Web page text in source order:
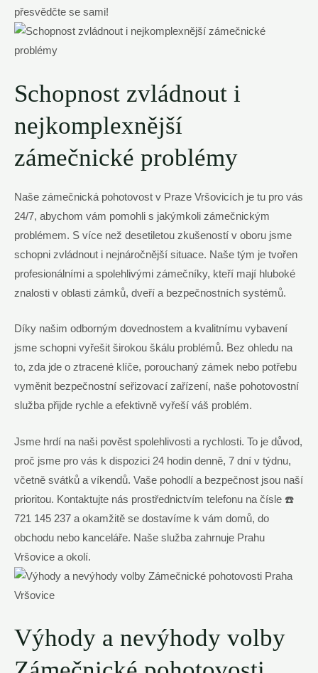
přesvědčte se sami!
Schopnost⁣ zvládnout i
nejkomplexnější
zámečnické problémy
Naše zámečnická pohotovost v Praze Vršovicích je⁤ tu pro vás​
24/7, abychom vám pomohli s jakýmkoli ⁢zámečnickým‍
problémem. S více než desetiletou zkušeností v oboru jsme
schopni zvládnout ​i nejnáročnější‌ situace. Naše tým ‌je tvořen​
profesionálními ‍a spolehlivými zámečníky, kteří mají hluboké
znalosti v oblasti zámků, ‍dveří a bezpečnostních systémů.
Díky našim odborným dovednostem ⁤a kvalitnímu‌ vybavení​
jsme schopni vyřešit širokou škálu problémů. Bez ohledu na
to,⁤ zda jde o ztracené klíče, porouchaný zámek nebo potřebu
vyměnit bezpečnostní seřizovací zařízení, ‍naše‌ pohotovostní
služba přijde rychle a efektivně vyřeší váš problém.
Jsme ‌hrdí na naši pověst spolehlivosti a rychlosti. To je důvod,
‍proč jsme pro vás k dispozici 24 ⁤hodin⁢ denně, 7 dní‍ v týdnu,
včetně svátků ​a víkendů. Vaše pohodlí a bezpečnost jsou naší
prioritou. ‌Kontaktujte ​nás prostřednictvím ‌telefonu na čísle ☎️
721 145⁤ 237 a okamžitě se dostavíme k vám domů, do
obchodu ‌nebo kanceláře. Naše služba zahrnuje Prahu
Vršovice a okolí.
Výhody a nevýhody volby